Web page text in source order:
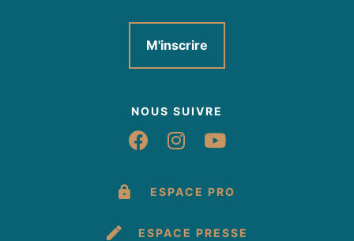
Ouvert certains jours fériés, se renseigner auprès de
M'inscrire
NOUS SUIVRE
Suivez-nous sur
Suivez-nous sur
Suivez-nous
ESPACE PRO
ESPACE PRESSE